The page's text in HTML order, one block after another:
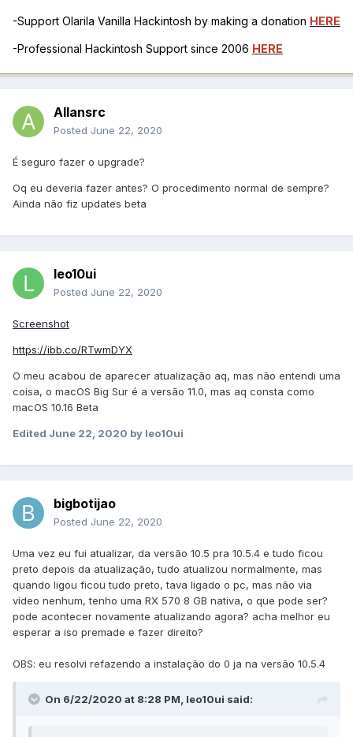
-Support Olarila Vanilla Hackintosh by making a donation HERE
-Professional Hackintosh Support since 2006 HERE
Allansrc
Posted June 22, 2020
É seguro fazer o upgrade?
Oq eu deveria fazer antes? O procedimento normal de sempre?
Ainda não fiz updates beta
leo10ui
Posted June 22, 2020
Screenshot
https://ibb.co/RTwmDYX
O meu acabou de aparecer atualização aq, mas não entendi uma
coisa, o macOS Big Sur é a versão 11.0, mas aq consta como
macOS 10.16 Beta
Edited June 22, 2020 by leo10ui
bigbotijao
Posted June 22, 2020
Uma vez eu fui atualizar, da versão 10.5 pra 10.5.4 e tudo ficou
preto depois da atualização, tudo atualizou normalmente, mas
quando ligou ficou tudo preto, tava ligado o pc, mas não via
video nenhum, tenho uma RX 570 8 GB nativa, o que pode ser?
pode acontecer novamente atualizando agora? acha melhor eu
esperar a iso premade e fazer direito?
OBS: eu resolvi refazendo a instalação do 0 ja na versão 10.5.4
On 6/22/2020 at 8:28 PM, leo10ui said: